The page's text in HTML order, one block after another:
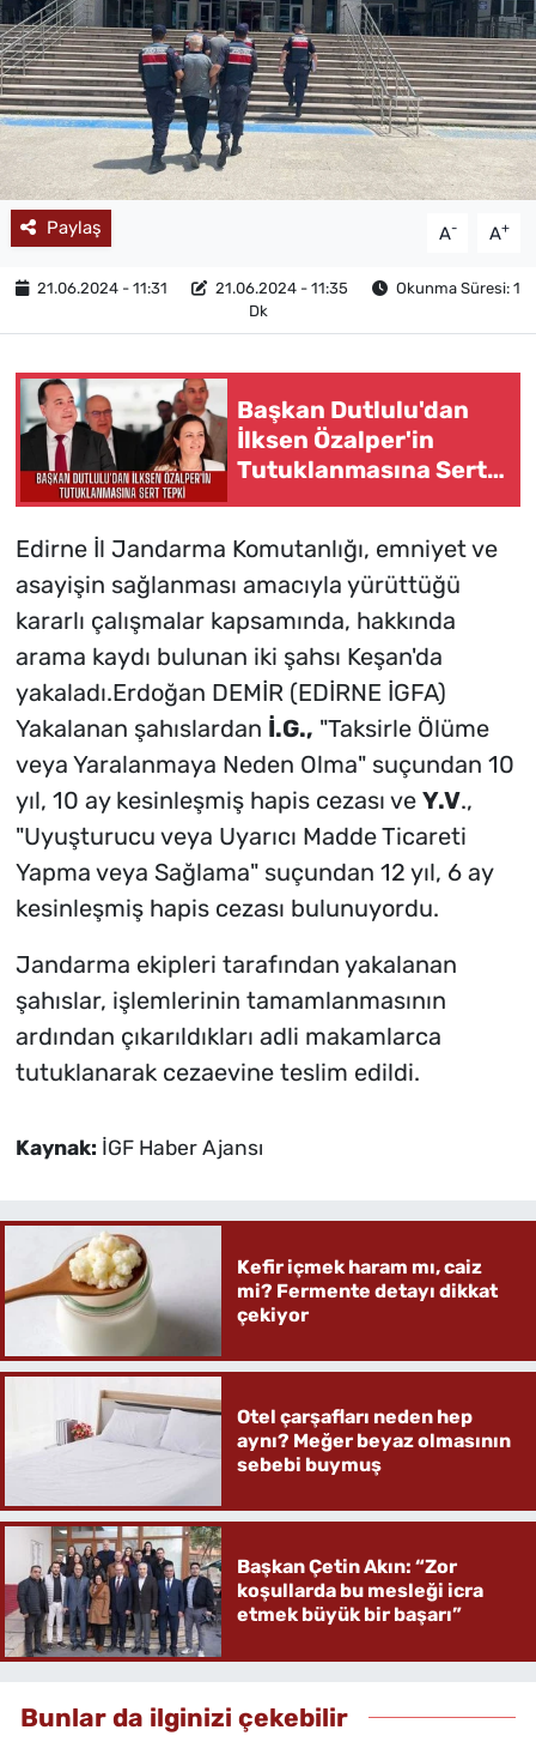
Paylaş A- A+
21.06.2024 - 11:31 21.06.2024 - 11:35
Okunma Süresi: 1
Dk
Başkan Dutlulu'dan
İlksen Özalper'in
Tutuklanmasına Sert
Tepki : "Demokrasiye
Sığmıyor"
Edirne İl Jandarma Komutanlığı, emniyet ve
asayişin sağlanması amacıyla yürüttüğü
kararlı çalışmalar kapsamında, hakkında
arama kaydı bulunan iki şahsı Keşan'da
yakaladı.Erdoğan DEMİR (EDİRNE İGFA)
Yakalanan şahıslardan İ.G., "Taksirle Ölüme
veya Yaralanmaya Neden Olma" suçundan 10
yıl, 10 ay kesinleşmiş hapis cezası ve Y.V.,
"Uyuşturucu veya Uyarıcı Madde Ticareti
Yapma veya Sağlama" suçundan 12 yıl, 6 ay
kesinleşmiş hapis cezası bulunuyordu.
Jandarma ekipleri tarafından yakalanan
şahıslar, işlemlerinin tamamlanmasının
ardından çıkarıldıkları adli makamlarca
tutuklanarak cezaevine teslim edildi.
Kaynak: İGF Haber Ajansı
Kefir içmek haram mı, caiz
mi? Fermente detayı dikkat
çekiyor
Otel çarşafları neden hep
aynı? Meğer beyaz olmasının
sebebi buymuş
Başkan Çetin Akın: “Zor
koşullarda bu mesleği icra
etmek büyük bir başarı”
Bunlar da ilginizi çekebilir